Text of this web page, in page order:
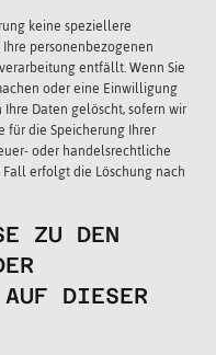
keine speziellere
personenbezogenen
entfällt. Wenn Sie
oder eine Einwilligung
Daten gelöscht, sofern wir
für die Speicherung Ihrer
oder handelsrechtliche
erfolgt die Löschung nach
ZU DEN
AUF DIESER